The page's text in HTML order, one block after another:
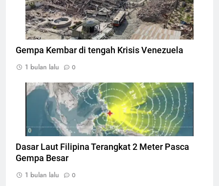
Venezuela, Foto: AFP/MIGUEL MEDINA
Gempa Kembar di tengah Krisis Venezuela
1 bulan lalu
0
Titik Gempa pada gempa Filipina, Foto: Dok.
BMKG
Dasar Laut Filipina Terangkat 2 Meter Pasca
Gempa Besar
1 bulan lalu
0